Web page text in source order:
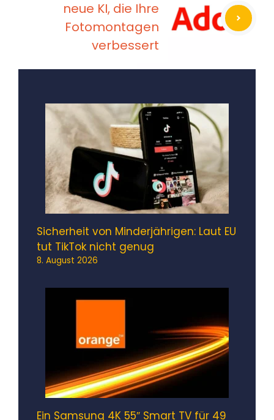
neue KI, die Ihre
Fotomontagen
verbessert
Sicherheit von Minderjährigen: Laut EU
tut TikTok nicht genug
8. August 2026
Ein Samsung 4K 55″ Smart TV für 49